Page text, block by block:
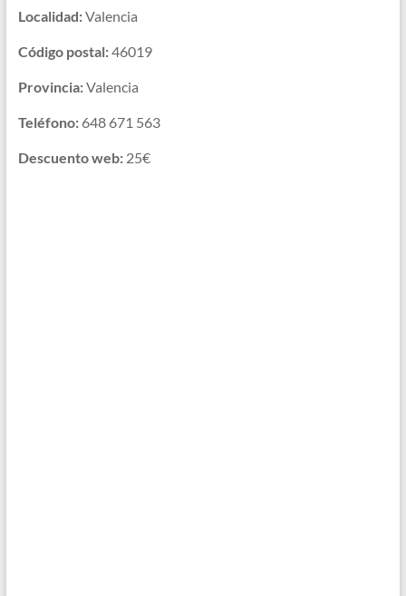
Localidad:Valencia
Código postal:46019
Provincia:Valencia
Teléfono:648 671 563
Descuento web:25€